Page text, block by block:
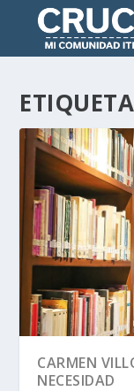
CARMEN
NECESIDAD